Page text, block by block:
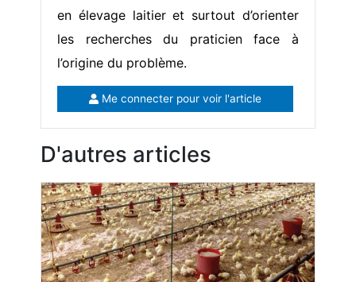
en élevage laitier et surtout d’orienter
les recherches du praticien face à
l’origine du problème.
Me connecter pour voir l'article
D'autres articles